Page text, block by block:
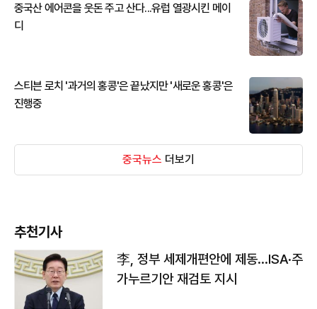
중국산 에어콘을 웃돈 주고 산다...유럽 열광시킨 메이
디
스티븐 로치 '과거의 홍콩'은 끝났지만 '새로운 홍콩'은
진행중
중국뉴스 더보기
추천기사
李, 정부 세제개편안에 제동…ISA·주
가누르기안 재검토 지시